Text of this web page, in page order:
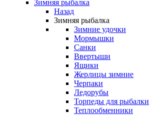
Зимняя рыбалка
Назад
Зимняя рыбалка
Зимние удочки
Мормышки
Санки
Ввертыши
Ящики
Жерлицы зимние
Черпаки
Ледорубы
Торпеды для рыбалки
Теплообменники